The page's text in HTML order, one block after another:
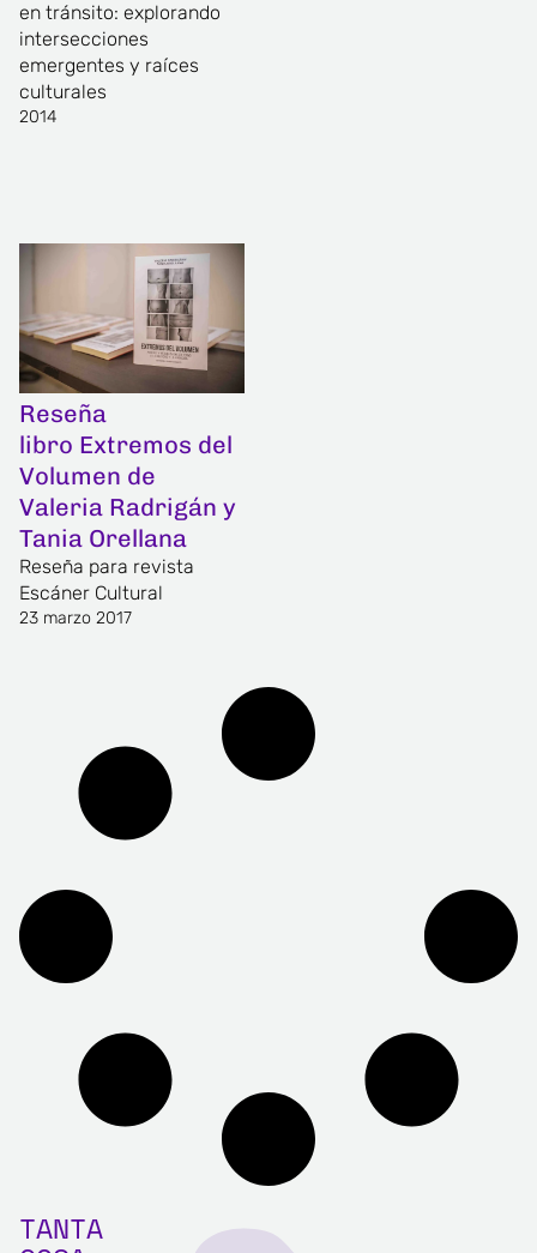
en tránsito: explorando
intersecciones
emergentes y raíces
culturales
2014
Reseña
libro Extremos del
Volumen de
Valeria Radrigán y
Tania Orellana
Reseña para revista
Escáner Cultural
23 marzo 2017
TANTA